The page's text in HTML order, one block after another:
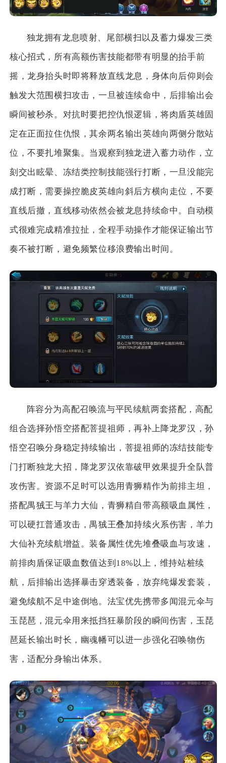
独龙拥有龙息喷射、尾部横扫以及蓄力爆发三类
核心招式，所有高额伤害技能都带有明显的抬手前
摇，龙身抬头时即将释放直线龙息，身体向后仰则会
触发大范围横扫攻击，一旦被连续命中，后排输出会
瞬间被秒杀。对抗时要把控仇恨逻辑，将肉盾英雄固
定在正面拉住仇恨，其余两名输出英雄向两侧分散站
位，不要扎堆聚集。当观察到独龙进入蓄力动作，立
刻交出眩晕、冻结类控制技能强行打断，一旦没能完
成打断，需要操控脆皮英雄向斜后方横向走位，不要
直线后撤，直线移动依然会被龙息持续命中。自动模
式很难完成精准拉扯，全程手动操作才能保证输出节
奏不被打断，避免频繁位移浪费输出时间。
阵容分为高配召唤流与平民续航两套搭配，高配
组合选择孙悟空搭配菩提祖师，再补上降龙罗汉，孙
悟空召唤分身稳定持续输出，菩提祖师的冻结技能专
门打断独龙大招，降龙罗汉依靠破甲效果提升全队普
攻伤害。资源不足时可以选用青狮精作为前排主坦，
搭配禺狨王与羊力大仙，青狮精自带高额吸血属性，
可以硬扛普通攻击，禺狨王叠加持续火系伤害，羊力
大仙补充续航增益。装备属性优先堆叠吸血与攻速，
前排肉盾保证吸血数值达到18%以上，维持站桩续
航，后排输出选择暴击穿透装备，放弃纯爆发套装，
避免续航不足中途倒地。法宝优先携带多闻混元伞与
玉琵琶，混元伞用来抵挡狂暴阶段的瞬间伤害，玉琵
琶延长输出时长，幽魂幡可以进一步强化召唤物伤
害，适配分身输出体系。